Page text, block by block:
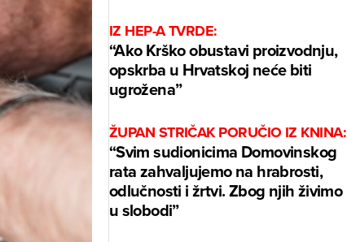
IZ HEP-A TVRDE:
“Ako Krško obustavi proizvodnju,
opskrba u Hrvatskoj neće biti
ugrožena”
ŽUPAN STRIČAK PORUČIO IZ KNINA:
“Svim sudionicima Domovinskog
rata zahvaljujemo na hrabrosti,
odlučnosti i žrtvi. Zbog njih živimo
u slobodi”